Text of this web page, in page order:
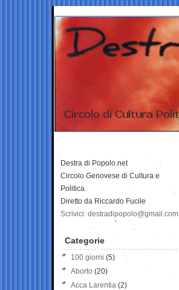
Destra di Popolo.net
Circolo Genovese di Cultura e
Politica
Diretto da Riccardo Fucile
Scrivici: destradipopolo@gmail.com
Categorie
100 giorni (5)
Aborto (20)
Acca Larentia (2)